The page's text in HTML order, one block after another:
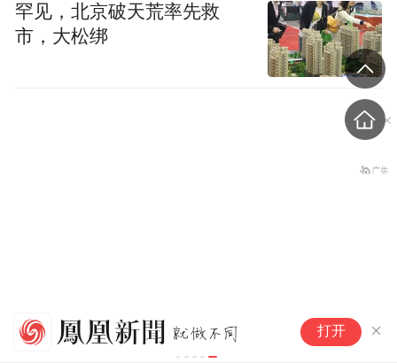
伊
打开
罕见，北京破天荒率先救
市，大松绑
央视曝光！超8成睫毛胶样品
检出致癌物，部分成分接近